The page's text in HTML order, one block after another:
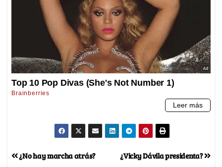
¿Vicky Dávila presidenta?
¿No hay marcha atrás?